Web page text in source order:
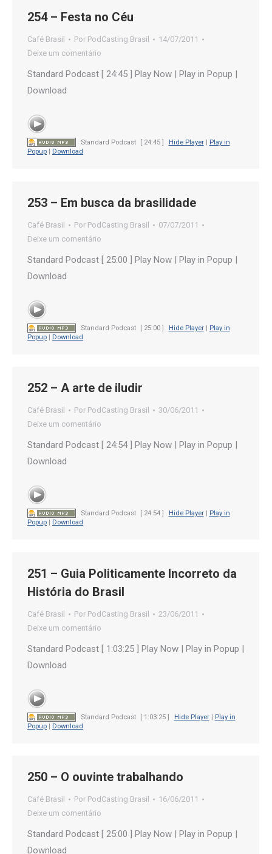
254 – Festa no Céu
Café Brasil Por PodCasting Brasil
14/07/2011
Deixe um comentário
Standard Podcast [ 24:45 ] Play Now | Play in Popup |
Download
Standard Podcast [ 24:45 ] Hide Player| Play in
Popup
Download
253 – Em busca da brasilidade
Café Brasil Por PodCasting Brasil
07/07/2011
Deixe um comentário
Standard Podcast [ 25:00 ] Play Now | Play in Popup |
Download
Standard Podcast [ 25:00 ] Hide Player| Play in
Popup
Download
252 – A arte de iludir
Café Brasil Por PodCasting Brasil
30/06/2011
Deixe um comentário
Standard Podcast [ 24:54 ] Play Now | Play in Popup |
Download
Standard Podcast [ 24:54 ] Hide Player| Play in
Popup
Download
251 – Guia Politicamente Incorreto da
História do Brasil
Café Brasil Por PodCasting Brasil
23/06/2011
Deixe um comentário
Standard Podcast [ 1:03:25 ] Play Now | Play in Popup |
Download
Standard Podcast [ 1:03:25 ] Hide Player| Play in
Popup
Download
250 – O ouvinte trabalhando
Café Brasil Por PodCasting Brasil
16/06/2011
Deixe um comentário
Standard Podcast [ 25:00 ] Play Now | Play in Popup |
Download